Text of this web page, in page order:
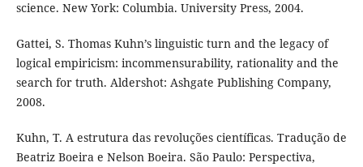
science. New York: Columbia. University Press, 2004.
Gattei, S. Thomas Kuhn’s linguistic turn and the legacy of
logical empiricism: incommensurability, rationality and the
search for truth. Aldershot: Ashgate Publishing Company,
2008.
Kuhn, T. A estrutura das revoluções científicas. Tradução de
Beatriz Boeira e Nelson Boeira. São Paulo: Perspectiva,